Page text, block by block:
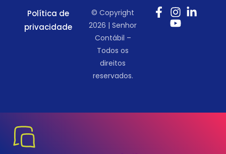
Política de
privacidade
© Copyright
2026 | Senhor
Contábil –
Todos os
direitos
reservados.